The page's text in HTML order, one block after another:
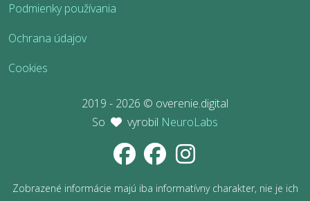
Podmienky používania
Ochrana údajov
Cookies
2019 - 2026 © overenie.digital
So
vyrobil NeuroLabs
Zobrazené informácie majú iba informatívny charakter, nie je ich